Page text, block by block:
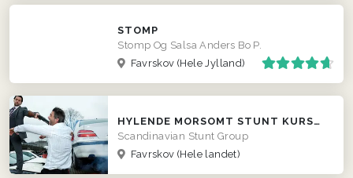
STOMP
Stomp Og Salsa Anders Bo P.
Favrskov (Hele Jylland)
HYLENDE MORSOMT STUNT KURSUS TIL FIRMAER
Scandinavian Stunt Group
Favrskov (Hele landet)